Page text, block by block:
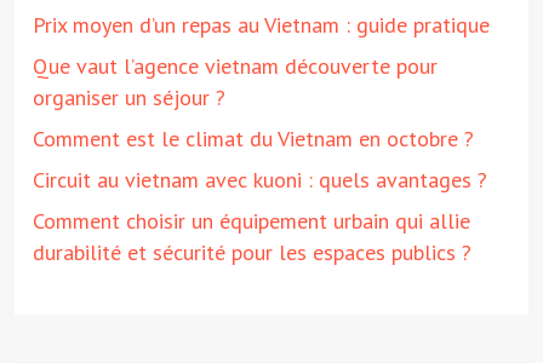
Prix moyen d’un repas au Vietnam : guide pratique
Que vaut l’agence vietnam découverte pour
organiser un séjour ?
Comment est le climat du Vietnam en octobre ?
Circuit au vietnam avec kuoni : quels avantages ?
Comment choisir un équipement urbain qui allie
durabilité et sécurité pour les espaces publics ?